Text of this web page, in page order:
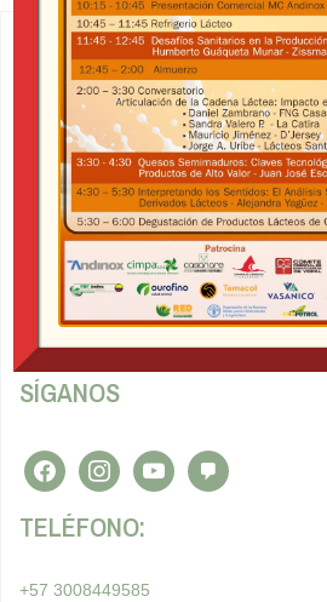
MUNDO LÁCTEO
Nos dedicamos a proponer ideas que
lácteo de Colombia.
Tratamiento y política de datos
SÍGANOS
facebookinstagramyoutube admin-
comments
TELÉFONO:
+57 3008449585